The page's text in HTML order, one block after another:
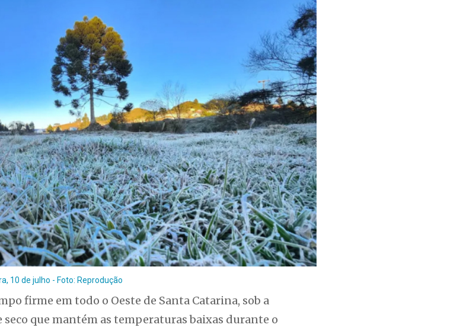
10 de julho - Foto: Reprodução
firme em todo o Oeste de Santa Catarina, sob a
que mantém as temperaturas baixas durante o